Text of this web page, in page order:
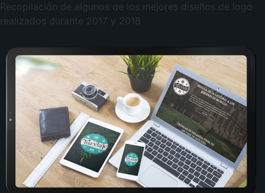
Recopilación de algunos de los mejores diseños de logo
realizados durante 2017 y 2018